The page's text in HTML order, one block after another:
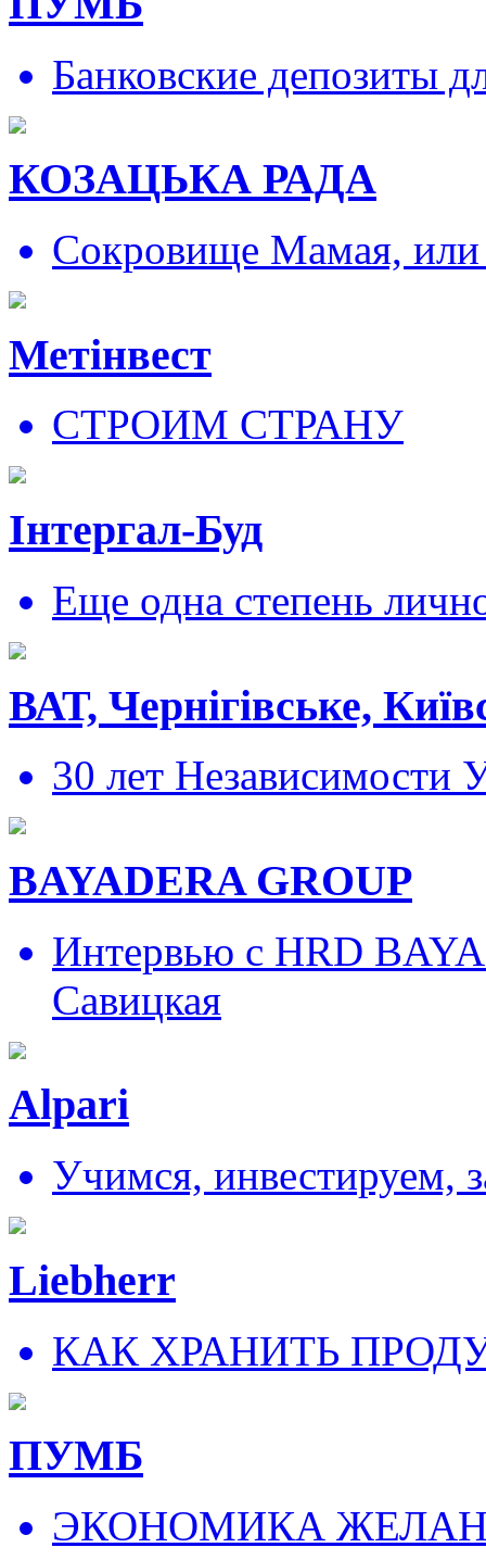
Банковские депозиты
КОЗАЦЬКА РАДА
Сокровище Мамая, или
Метінвест
СТРОИМ СТРАНУ
Інтергал-Буд
Еще одна степень
ВАТ, Чернігівське,
30 лет Независимости
BAYADERA GROUP
Интервью с HRD
Савицкая
Alpari
Учимся, инвестируем,
Liebherr
КАК ХРАНИТЬ
ПУМБ
ЭКОНОМИКА